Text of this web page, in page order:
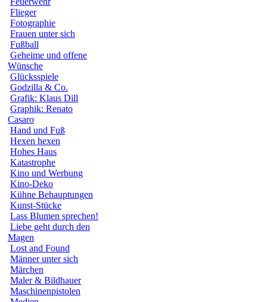
Flieger
Fotographie
Frauen unter sich
Fußball
Geheime und offene
Wünsche
Glücksspiele
Godzilla & Co.
Grafik: Klaus Dill
Graphik: Renato
Casaro
Hand und Fuß
Hexen hexen
Hohes Haus
Katastrophe
Kino und Werbung
Kino-Deko
Kühne Behauptungen
Kunst-Stücke
Lass Blumen sprechen!
Liebe geht durch den
Magen
Lost and Found
Männer unter sich
Märchen
Maler & Bildhauer
Maschinenpistolen